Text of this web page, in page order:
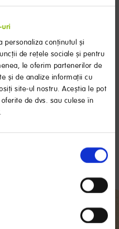
uri
personaliza conținutul și
de rețele sociale și pentru
le oferim partenerilor de
și de analize informații cu
site-ul nostru. Aceștia le pot
de dvs. sau culese în
dezvoltarea copilului tău sau
? Trimite-ne un mesaj! Suntem
tine.
întrebări din partea altor
specialiștilor noștri!
IMPORTANTĂ
mai bun aliment pentru sugari,
NUTRICIA susţine această
şi continuarea alăptării în